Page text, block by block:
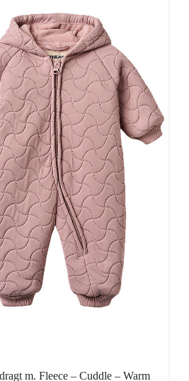
m. Fleece – Cuddle – Warm